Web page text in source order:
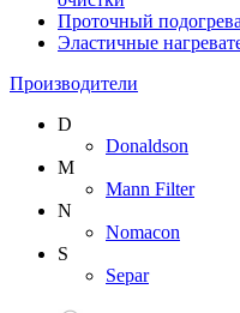
Проточный
Эластичные
Производители
D
Donaldson
M
Mann Filter
N
Nomacon
S
Separ